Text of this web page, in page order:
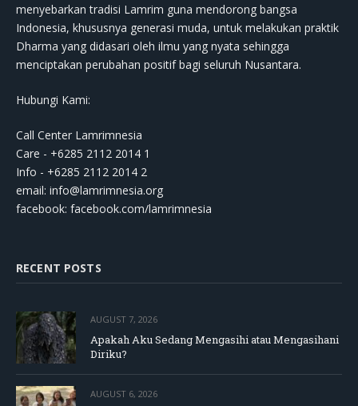
menyebarkan tradisi Lamrim guna mendorong bangsa
Indonesia, khususnya generasi muda, untuk melakukan praktik
Dharma yang didasari oleh ilmu yang nyata sehingga
menciptakan perubahan positif bagi seluruh Nusantara.
Hubungi Kami:
Call Center Lamrimnesia
Care - +6285 2112 2014 1
Info - +6285 2112 2014 2
email: info@lamrimnesia.org
facebook: facebook.com/lamrimnesia
RECENT POSTS
AUGUST 7, 2026
Apakah Aku Sedang Mengasihi atau Mengasihani
Diriku?
AUGUST 6, 2026